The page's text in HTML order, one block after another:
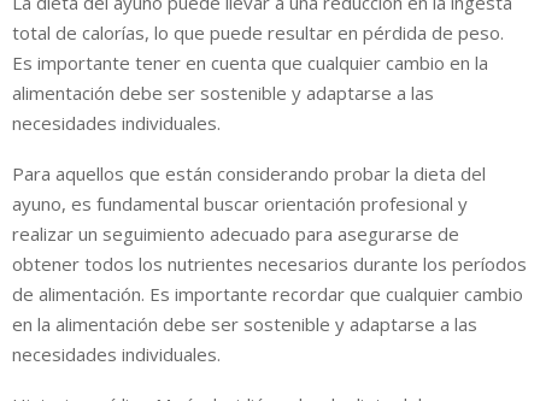
total de calorías, lo que puede resultar en pérdida de peso.
Es importante tener en cuenta que cualquier cambio en la
alimentación debe ser sostenible y adaptarse a las
necesidades individuales.
Para aquellos que están considerando probar la dieta del
ayuno, es fundamental buscar orientación profesional y
realizar un seguimiento adecuado para asegurarse de
obtener todos los nutrientes necesarios durante los períodos
de alimentación. Es importante recordar que cualquier cambio
en la alimentación debe ser sostenible y adaptarse a las
necesidades individuales.